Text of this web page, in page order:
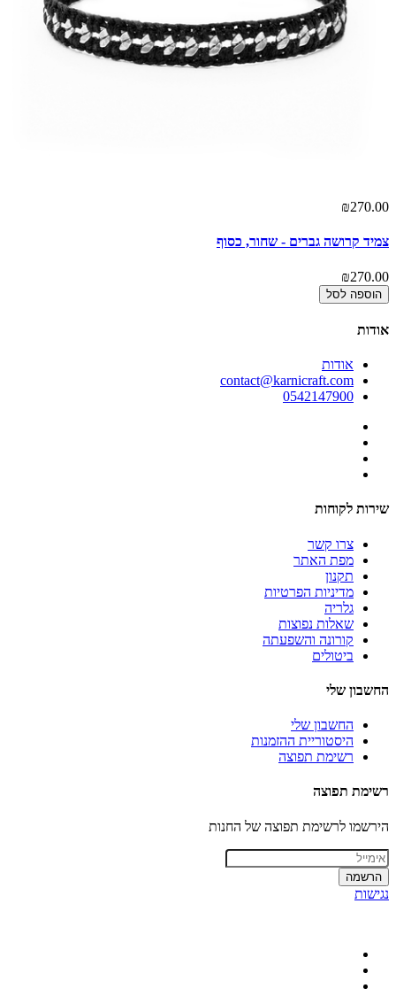
₪270.00
צמיד קרושה גברים - שחור, כסוף
₪270.00
הוספה לסל
אודות
אודות
contact@karnicraft.com
0542147900
שירות לקוחות
צרו קשר
מפת האתר
תקנון
מדיניות הפרטיות
גלריה
שאלות נפוצות
קורונה והשפעתה
ביטולים
החשבון שלי
החשבון שלי
היסטוריית ההזמנות
רשימת תפוצה
רשימת תפוצה
הירשמו לרשימת תפוצה של החנות
הרשמה
נגישות